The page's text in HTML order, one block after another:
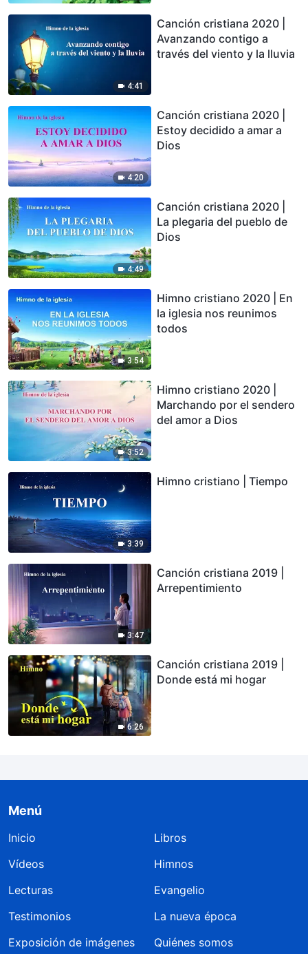
4:41
Canción cristiana 2020 |
Avanzando contigo a
través del viento y la lluvia
4:20
Canción cristiana 2020 |
Estoy decidido a amar a
Dios
4:49
Canción cristiana 2020 |
La plegaria del pueblo de
Dios
3:54
Himno cristiano 2020 | En
la iglesia nos reunimos
todos
3:52
Himno cristiano 2020 |
Marchando por el sendero
del amor a Dios
3:39
Himno cristiano | Tiempo
3:47
Canción cristiana 2019 |
Arrepentimiento
6:26
Canción cristiana 2019 |
Donde está mi hogar
Menú
Inicio
Libros
Vídeos
Himnos
Lecturas
Evangelio
Testimonios
La nueva época
Exposición de imágenes
Quiénes somos